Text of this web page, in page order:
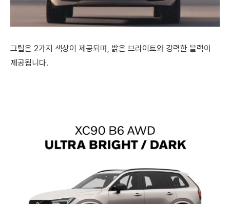
그릴은 2가지 색상이 제공되며, 밝은 브라이트와 강력한 블랙이
제공됩니다.